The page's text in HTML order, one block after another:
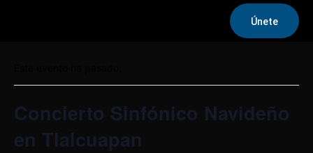
Únete
Concierto Sinfónico Navideño
en Tlalcuapan